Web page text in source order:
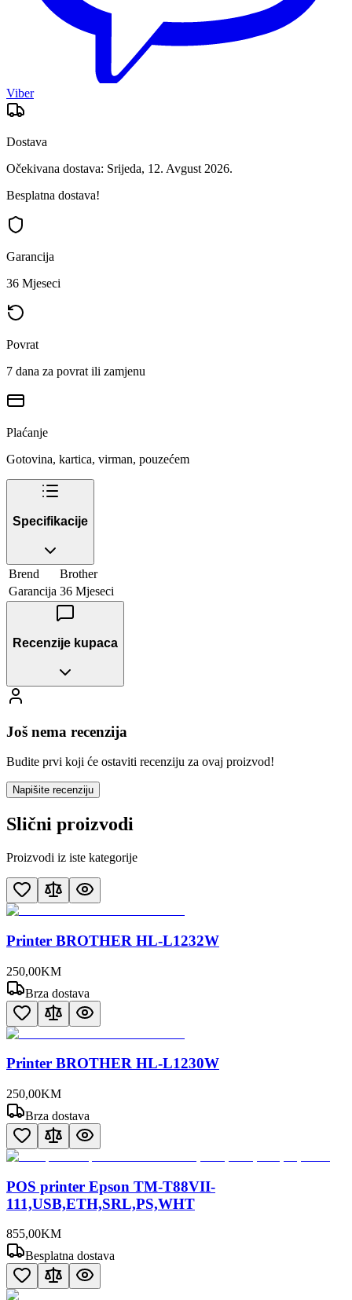
Viber
Dostava
Očekivana dostava: Srijeda, 12. Avgust 2026.
Besplatna dostava!
Garancija
36 Mjeseci
Povrat
7 dana za povrat ili zamjenu
Plaćanje
Gotovina, kartica, virman, pouzećem
Specifikacije
Brend
Brother
Garancija 36 Mjeseci
Recenzije kupaca
Još nema recenzija
Budite prvi koji će ostaviti recenziju za ovaj proizvod!
Napišite recenziju
Slični proizvodi
Proizvodi iz iste kategorije
Printer BROTHER HL-L1232W
250,00KM
Brza dostava
Printer BROTHER HL-L1230W
250,00KM
Brza dostava
POS printer Epson TM-T88VII-
111,USB,ETH,SRL,PS,WHT
855,00KM
Besplatna dostava